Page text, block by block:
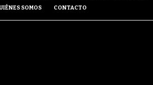
SOMOS
CONTACTO